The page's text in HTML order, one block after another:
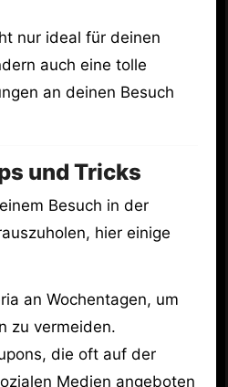
nur ideal für deinen
auch eine tolle
an deinen Besuch
und Tricks
Besuch in der
hier einige
an Wochentagen, um
zu vermeiden.
die oft auf der
Medien angeboten